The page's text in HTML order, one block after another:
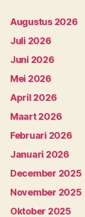
Augustus 2026
Juli 2026
Juni 2026
Mei 2026
April 2026
Maart 2026
Februari 2026
Januari 2026
December 2025
November 2025
Oktober 2025